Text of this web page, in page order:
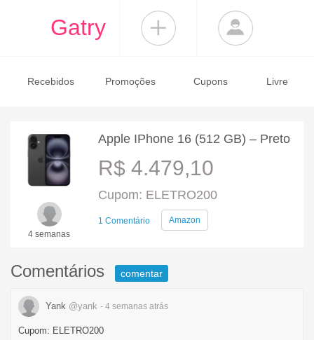
Gatry
Recebidos Promoções Cupons Livre
4 semanas
Apple IPhone 16 (512 GB) – Preto
R$ 4.479,10
Cupom: ELETRO200
1 Comentário Amazon
Comentários comentar
Yank @yank - 4 semanas atrás
Cupom: ELETRO200